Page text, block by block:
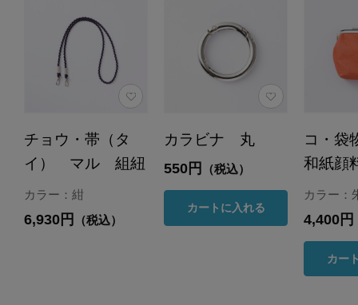
チョウ・帯（タ
イ） マル 組紐
カラー：紺
6,930円 （税込）
カラビナ 丸
550円 （税込）
カートに入れる
コ・
和紙顔
カラー：
4,400円
カー